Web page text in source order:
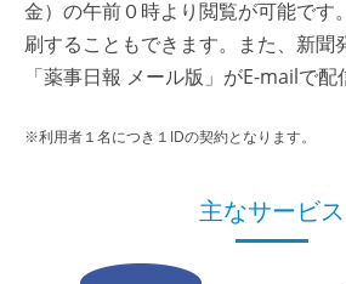
金）の午前０時より閲覧が可能です
刷することもできます。また、新聞
「薬事日報 メール版」がE-mailで配
※利用者１名につき１IDの契約となります。
主なサービス